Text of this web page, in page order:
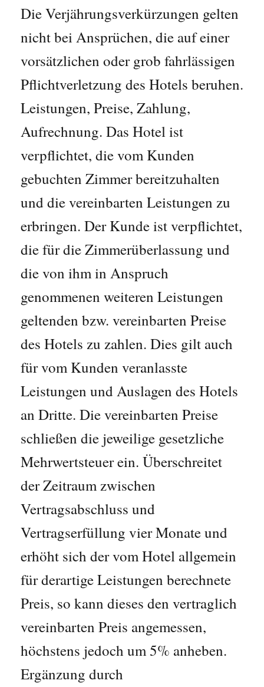
Die Verjährungsverkürzungen gelten
nicht bei Ansprüchen, die auf einer
vorsätzlichen oder grob fahrlässigen
Pflichtverletzung des Hotels beruhen.
Leistungen, Preise, Zahlung,
Aufrechnung. Das Hotel ist
verpflichtet, die vom Kunden
gebuchten Zimmer bereitzuhalten
und die vereinbarten Leistungen zu
erbringen. Der Kunde ist verpflichtet,
die für die Zimmerüberlassung und
die von ihm in Anspruch
genommenen weiteren Leistungen
geltenden bzw. vereinbarten Preise
des Hotels zu zahlen. Dies gilt auch
für vom Kunden veranlasste
Leistungen und Auslagen des Hotels
an Dritte. Die vereinbarten Preise
schließen die jeweilige gesetzliche
Mehrwertsteuer ein. Überschreitet
der Zeitraum zwischen
Vertragsabschluss und
Vertragserfüllung vier Monate und
erhöht sich der vom Hotel allgemein
für derartige Leistungen berechnete
Preis, so kann dieses den vertraglich
vereinbarten Preis angemessen,
höchstens jedoch um 5% anheben.
Ergänzung durch